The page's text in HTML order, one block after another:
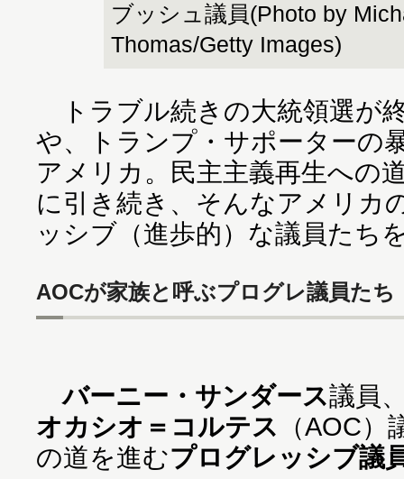
ブッシュ議員(Photo by
Thomas/Getty Images)
トラブル続きの大統領選が
や、トランプ・サポーターの
アメリカ。民主主義再生への
に引き続き、そんなアメリカ
ッシブ（進歩的）な議員たち
AOCが家族と呼ぶプログレ議員たち
バーニー・サンダース議員
オカシオ＝コルテス （AOC
の道を進むプログレッシブ議